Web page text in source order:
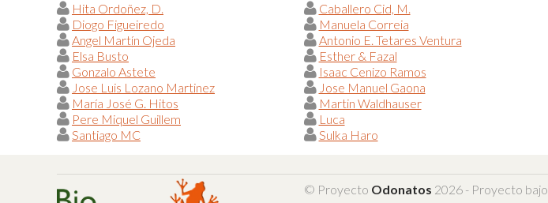
Hita Ordoñez, D.
Caballero Cid, M.
Diogo Figueiredo
Manuela Correia
Angel Martín Ojeda
Antonio E. Tetares Ventura
Elsa Busto
Esther & Fazal
Gonzalo Astete
Isaac Cenizo Ramos
Jose Luis Lozano Martinez
Jose Manuel Gaona
María José G. Hitos
Martin Waldhauser
Pere Miquel Guillem
Luca
Santiago MC
Sulka Haro
© Proyecto Odonatos 2026 - Proyecto bajo